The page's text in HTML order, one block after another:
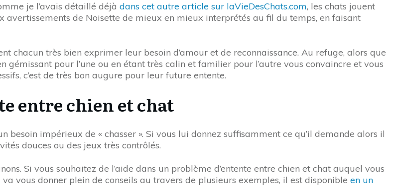
je l’avais détaillé déjà dans cet autre article sur laVieDesChats.com, les chats jouent
avertissements de Noisette de mieux en mieux interprétés au fil du temps, en faisant
chacun très bien exprimer leur besoin d’amour et de reconnaissance. Au refuge, alors que
gémissant pour l’une ou en étant très calin et familier pour l’autre vous convaincre et vous
c’est de très bon augure pour leur future entente.
entre chien et chat
besoin impérieux de « chasser ». Si vous lui donnez suffisamment ce qu’il demande alors il
douces ou des jeux très contrôlés.
Si vous souhaitez de l’aide dans un problème d’entente entre chien et chat auquel vous
va vous donner plein de conseils au travers de plusieurs exemples, il est disponible en un